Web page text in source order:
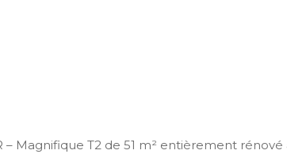
– Magnifique T2 de 51 m² entièrement